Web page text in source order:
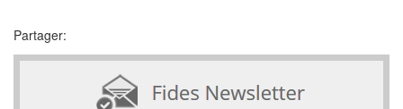
Partager: